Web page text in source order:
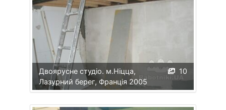
10
Двоярусне студіо. м.Ніцца,
Лазурний берег, Франція 2005